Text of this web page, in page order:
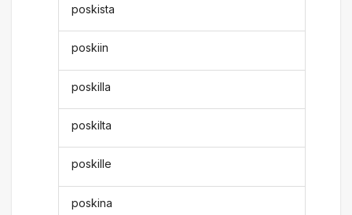
poskista
poskiin
poskilla
poskilta
poskille
poskina